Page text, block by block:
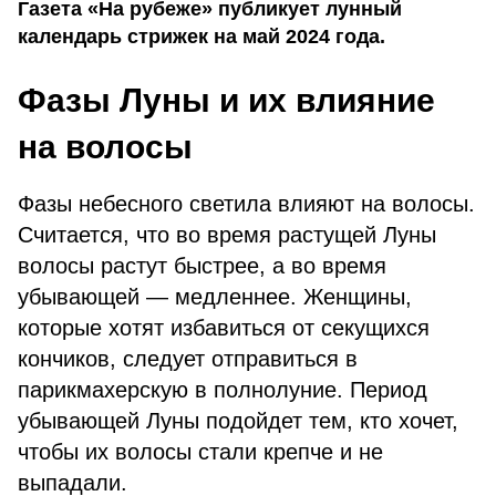
Газета «На рубеже» публикует лунный
календарь стрижек на май 2024 года.
Фазы Луны и их влияние
на волосы
Фазы небесного светила влияют на волосы.
Считается, что во время растущей Луны
волосы растут быстрее, а во время
убывающей — медленнее. Женщины,
которые хотят избавиться от секущихся
кончиков, следует отправиться в
парикмахерскую в полнолуние. Период
убывающей Луны подойдет тем, кто хочет,
чтобы их волосы стали крепче и не
выпадали.